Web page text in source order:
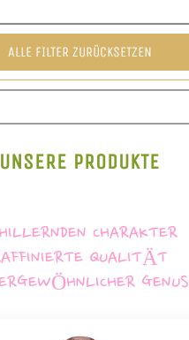
ALLE FILTER ZURÜCKSETZEN
UNSERE PRODUKTE
CHARAKTER
QUALITÄT
GENUSS